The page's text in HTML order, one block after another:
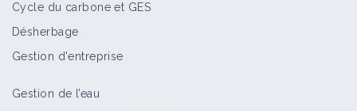
Cycle du carbone et GES
Désherbage
Gestion d'entreprise
Gestion de l’eau